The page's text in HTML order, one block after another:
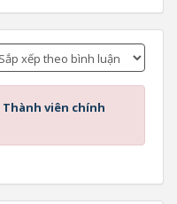
Thành viên chính